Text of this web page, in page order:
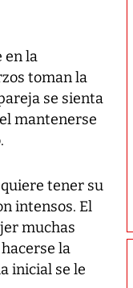
en la
toman la
se sienta
mantenerse
tener su
intensos. El
muchas
la
inicial se le